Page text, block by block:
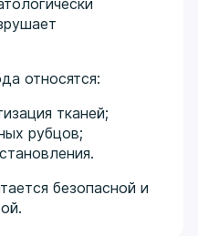
относятся:
тканей;
рубцов;
безопасной и